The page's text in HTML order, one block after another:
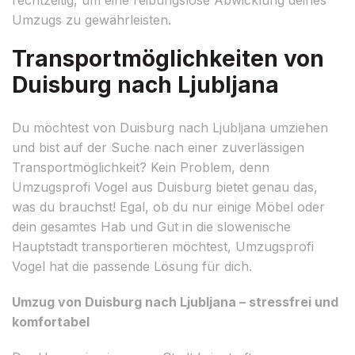
Umzugs zu gewährleisten.
Transportmöglichkeiten von
Duisburg nach Ljubljana
Du möchtest von Duisburg nach Ljubljana umziehen
und bist auf der Suche nach einer zuverlässigen
Transportmöglichkeit? Kein Problem, denn
Umzugsprofi Vogel aus Duisburg bietet genau das,
was du brauchst! Egal, ob du nur einige Möbel oder
dein gesamtes Hab und Gut in die slowenische
Hauptstadt transportieren möchtest, Umzugsprofi
Vogel hat die passende Lösung für dich.
Umzug von Duisburg nach Ljubljana – stressfrei und
komfortabel